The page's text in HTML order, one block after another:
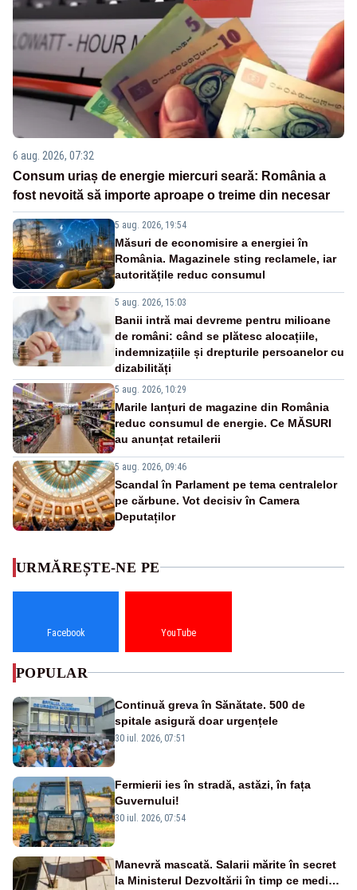
6 aug. 2026, 07:32
Consum uriaș de energie miercuri seară: România a
fost nevoită să importe aproape o treime din necesar
5 aug. 2026, 19:54
Măsuri de economisire a energiei în
România. Magazinele sting reclamele, iar
autoritățile reduc consumul
5 aug. 2026, 15:03
Banii intră mai devreme pentru milioane
de români: când se plătesc alocațiile,
indemnizațiile și drepturile persoanelor cu
dizabilități
5 aug. 2026, 10:29
Marile lanțuri de magazine din România
reduc consumul de energie. Ce MĂSURI
au anunțat retailerii
5 aug. 2026, 09:46
Scandal în Parlament pe tema centralelor
pe cărbune. Vot decisiv în Camera
Deputaților
URMĂREȘTE-NE PE
Facebook YouTube
POPULAR
Continuă greva în Sănătate. 500 de
spitale asigură doar urgențele
30 iul. 2026, 07:51
Fermierii ies în stradă, astăzi, în fața
Guvernului!
30 iul. 2026, 07:54
Manevră mascată. Salarii mărite în secret
la Ministerul Dezvoltării în timp ce medicii